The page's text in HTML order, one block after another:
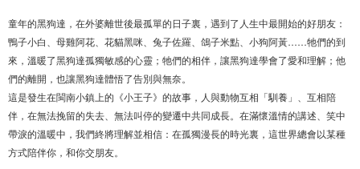
童年的黑狗達，在外婆離世後最孤單的日子裏，遇到了人生中最開始的好朋友：
鴨子小白、母雞阿花、花貓黑咪、兔子佐羅、鴿子米點、小狗阿黃……牠們的到
來，溫暖了黑狗達孤獨敏感的心靈；牠們的相伴，讓黑狗達學會了愛和理解；他
們的離開，也讓黑狗達體悟了告別與無奈。
這是發生在閩南小鎮上的《小王子》的故事，人與動物互相「馴養」、互相陪
伴，在無法挽留的失去、無法叫停的變遷中共同成長。在滿懷溫情的講述、笑中
帶淚的溫暖中，我們終將理解並相信：在孤獨漫長的時光裏，這世界總會以某種
方式陪伴你，和你交朋友。